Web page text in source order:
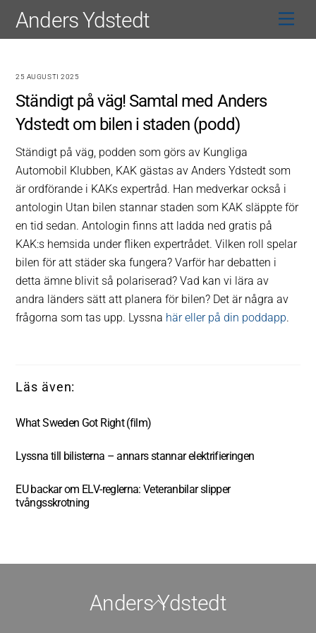
Anders Ydstedt
25 AUGUSTI 2025
Ständigt på väg! Samtal med Anders
Ydstedt om bilen i staden (podd)
Ständigt på väg, podden som görs av Kungliga
Automobil Klubben, KAK gästas av Anders Ydstedt som
är ordförande i KAKs expertråd. Han medverkar också i
antologin Utan bilen stannar staden som KAK släppte för
en tid sedan. Antologin finns att ladda ned gratis på
KAK:s hemsida under fliken expertrådet. Vilken roll spelar
bilen för att städer ska fungera? Varför har debatten i
detta ämne blivit så polariserad? Vad kan vi lära av
andra länders sätt att planera för bilen? Det är några av
frågorna som tas upp. Lyssna här eller på din poddapp.
What Sweden Got Right (film)
Lyssna till bilisterna – annars stannar elektrifieringen
EU backar om ELV-reglerna: Veteranbilar slipper
tvångsskrotning
Back
Anders Ydstedt